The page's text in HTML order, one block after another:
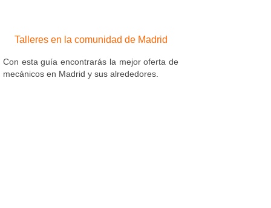
Talleres en la comunidad de Madrid
Con esta guía encontrarás la mejor oferta de
mecánicos en Madrid y sus alrededores.